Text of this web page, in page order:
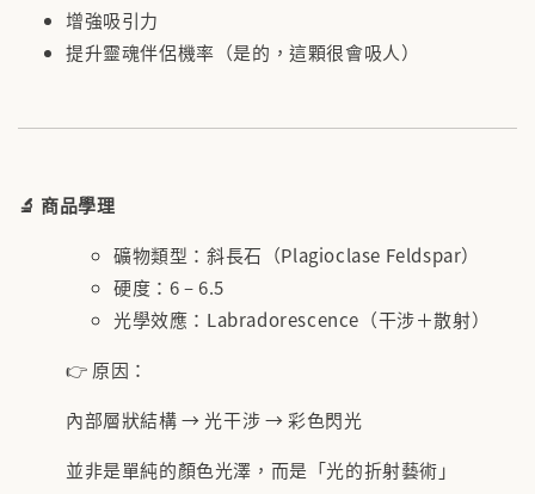
增強吸引力
提升靈魂伴侶機率（是的，這顆很會吸人）
🔬 商品學理
礦物類型：斜長石（Plagioclase Feldspar）
硬度：6 – 6.5
光學效應：Labradorescence（干涉＋散射）
👉 原因：
內部層狀結構 → 光干涉 → 彩色閃光
並非是單純的顏色光澤，而是「光的折射藝術」